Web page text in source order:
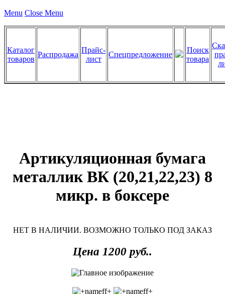
Menu Close Menu
Каталог
товаров
Распродажа
Прайс-
лист
Спецпредложение
Поиск
товара
Артикуляционная бумага
металлик ВК (20,21,22,23) 8
микр. в боксере
НЕТ В НАЛИЧИИ. ВОЗМОЖНО ТОЛЬКО ПОД ЗАКАЗ
Цена 1200 руб..